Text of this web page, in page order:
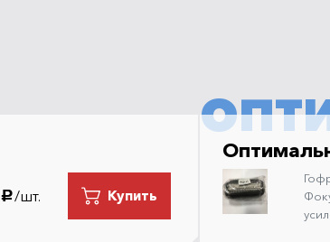
руб./шт. Купить